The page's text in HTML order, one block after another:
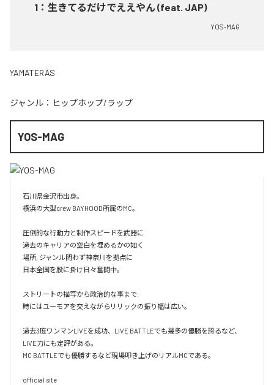
1 ： 生きてるだけでええやん (feat. JAP)
YOS-MAG
YAMATERAS
ジャンル： ヒップホップ/ラップ
YOS-MAG
石川県金沢市出身。
横浜の大型crew BAYHOOD所属のMC。
圧倒的な行動力と制作スピードを武器に
過去のキャリアの空白を埋めるかの如く
場所, ジャンル問わず神奈川を拠点に
日本全国を股に掛け日々奮闘中。
ストリートの描写から政治的な事まで.
時にはユーモアを交えながらリリックの振り幅は広い。
過去3度ワンマンLIVEを成功、LIVE BATTLEでも幾多の優勝を誇るなど、
LIVE力にも定評がある。
MC BATTLEでも優勝するなど現場叩き上げのリアルMCである。
official site